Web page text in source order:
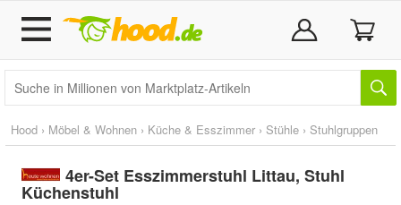
Hood › Möbel & Wohnen › Küche & Esszimmer › Stühle › Stuhlgruppen
4er-Set Esszimmerstuhl Littau, Stuhl
Küchenstuhl